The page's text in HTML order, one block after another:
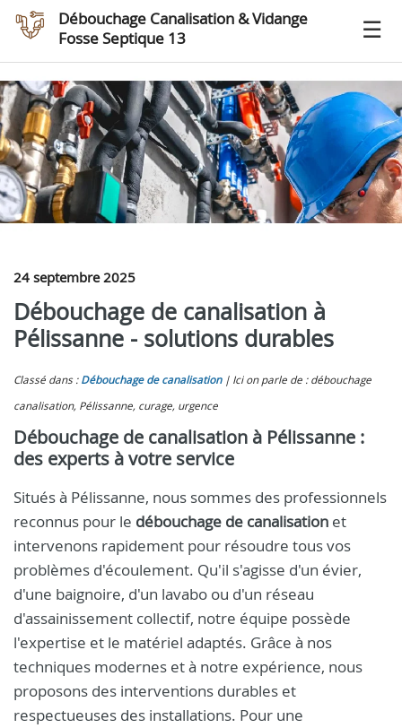
Débouchage Canalisation & Vidange
Fosse Septique 13
24 septembre 2025
Débouchage de canalisation à
Pélissanne - solutions durables
Classé dans : Débouchage de canalisation
Ici on parle de : débouchage
canalisation, Pélissanne, curage, urgence
Débouchage de canalisation à Pélissanne :
des experts à votre service
Situés à Pélissanne, nous sommes des professionnels
reconnus pour le débouchage de canalisation et
intervenons rapidement pour résoudre tous vos
problèmes d'écoulement. Qu'il s'agisse d'un évier,
d'une baignoire, d'un lavabo ou d'un réseau
d'assainissement collectif, notre équipe possède
l'expertise et le matériel adaptés. Grâce à nos
techniques modernes et à notre expérience, nous
proposons des interventions durables et
respectueuses des installations. Pour une